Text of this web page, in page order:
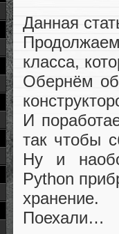
Данная
класса,
Обернём
И
так чтобы
Ну и
Python
хранение.
Поехали…